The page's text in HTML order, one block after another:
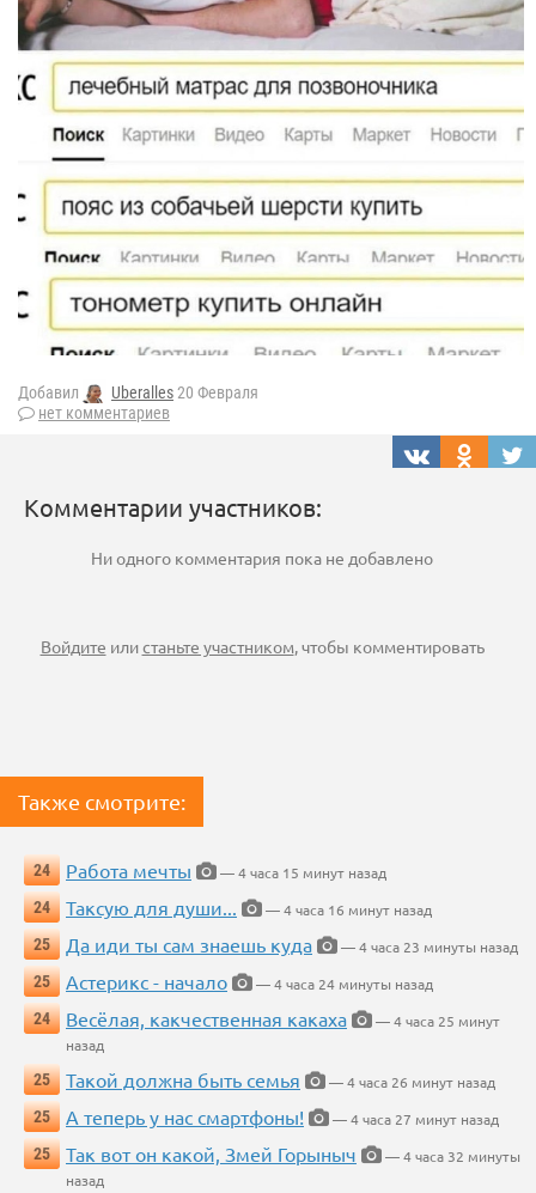
Добавил Uberalles20 Февраля
нет комментариев
Комментарии участников:
Ни одного комментария пока не добавлено
Войдите илистаньте участником, чтобы комментировать
Также смотрите:
24 Работа мечты
— 4 часа 15 минут назад
24
Таксую для души...
— 4 часа 16 минут назад
25
Да иди ты сам знаешь куда
— 4 часа 23 минуты назад
25
Астерикс - начало
— 4 часа 24 минуты назад
24
Весёлая, какчественная какаха
— 4 часа 25 минут
назад
25
Такой должна быть семья
— 4 часа 26 минут назад
25
А теперь у нас смартфоны!
— 4 часа 27 минут назад
25
Так вот он какой, Змей Горыныч
— 4 часа 32 минуты
назад